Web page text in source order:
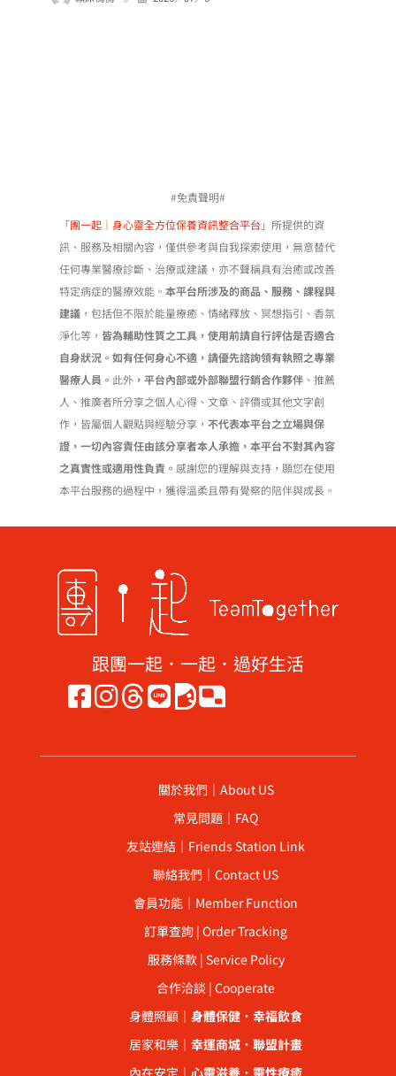
#免責聲明#
「團一起｜身心靈全方位保養資訊整合平台 」所提供的資
訊、服務及相關內容，僅供參考與自我探索使用，無意替代
任何專業醫療診斷、治療或建議，亦不聲稱具有治癒或改善
特定病症的醫療效能。本平台所涉及的商品、服務、課程與
建議 ，包括但不限於能量療癒、情緒釋放、冥想指引、香氛
淨化等， 皆為輔助性質之工具，使用前請自行評估是否適合
自身狀況。如有任何身心不適，請優先諮詢領有執照之專業
醫療人員。 此外 ，平台內部或外部聯盟行銷合作夥伴 、推薦
人、推廣者所分享之個人心得、文章、評價或其他文字創
作，皆屬個人觀點與經驗分享，不代表本平台之立場與保
證，一切內容責任由該分享者本人承擔，本平台不對其內容
之真實性或適用性負責。感謝您的理解與支持，願您在使用
本平台服務的過程中，獲得溫柔且帶有覺察的陪伴與成長。
跟團一起．一起．過好生活
關於我們｜About US
常見問題｜FAQ
友站連結｜Friends Station Link
聯絡我們｜Contact US
會員功能｜Member Function
訂單查詢 | Order Tracking
服務條款 | Service Policy
合作洽談 | Cooperate
身體照顧｜ 身體保健 ． 幸福飲食
居家和樂｜ 幸運商城 ． 聯盟計畫